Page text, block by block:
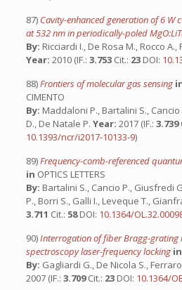
87) Cavity-enhanced generation of 6 W
at 532 nm in periodically-poled
By: Ricciardi I., De Rosa M., Rocco
Year: 2010 (IF.: 3.753 Cit.: 23 DOI:
88)Frontiers of molecular gas sensing
CIMENTO
By: Maddaloni P., Bartalini S.,
D., De Natale P. Year: 2017 (IF.: 3.739
10.1393/ncr/i2017-10133-9)
89)Frequency-comb-referenced
in OPTICS LETTERS
By: Bartalini S., Cancio P., Giusfredi
P., Borri S., Galli I., Leveque T.,
3.711 Cit.: 58DOI: 10.1364/
90)Interrogation of fiber Bragg-
spectroscopy laser-frequency locking in
By: Gagliardi G., De Nicola S.,
2007 (IF.: 3.709Cit.: 23 DOI: 10.1364/